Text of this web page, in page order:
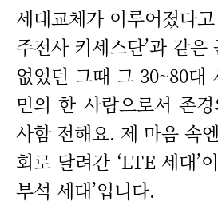
세대교체가 이루어졌다
주전사 키세스단’과 같은
없었던 그때 그 30~80대
민의 한 사람으로서 존
사함 전해요. 제 마음 속
회로 달려간 ‘LTE 세대’
부석 세대’입니다.